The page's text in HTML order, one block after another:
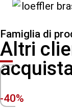
Famiglia di
Altri clienti hanno
-40%